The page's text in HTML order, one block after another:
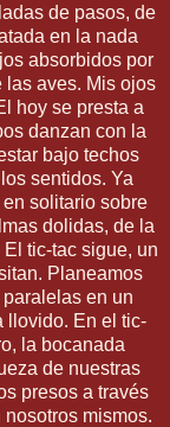
de pasos, de
en la nada
absorbidos por
las aves. Mis ojos
hoy se presta a
danzan con la
bajo techos
sentidos. Ya
solitario sobre
dolidas, de la
tic-tac sigue, un
Planeamos
en un
llovido. En el tic-
la bocanada
de nuestras
presos a través
mismos.